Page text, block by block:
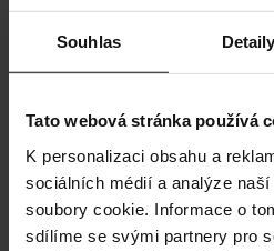
Souhlas Detaily
Tato webová stránka používá
K personalizaci obsahu a
sociálních médií a analýze
soubory cookie. Informace o
sdílíme se svými partnery pro
Minimalist
množství
Bezpečná platba